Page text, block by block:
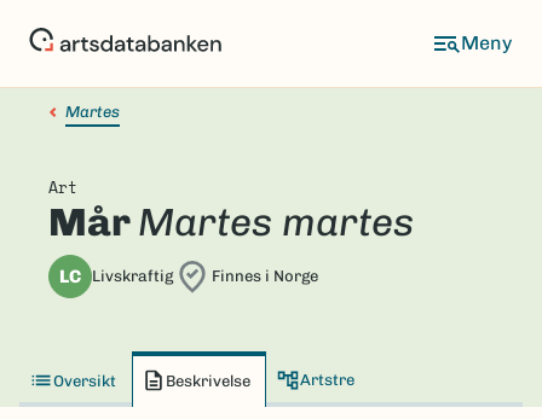
Martes
Art
MårMartes martes
LC Livskraftig Finnes i Norge
Oversikt Beskrivelse Artstre